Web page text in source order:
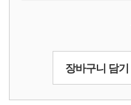
장바구니 담기